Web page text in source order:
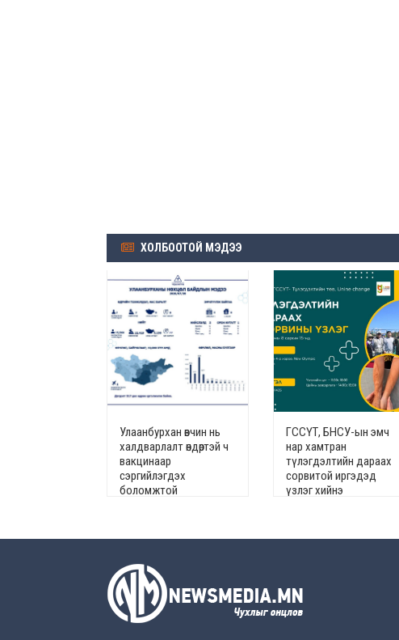
ХОЛБООТОЙ МЭДЭЭ
Улаанбурхан өвчин нь
халдварлалт өндөртэй ч
вакцинаар
сэргийлэгдэх
боломжтой
ГССҮТ, БНСУ-ын эмч
нар хамтран
түлэгдэлтийн дараах
сорвитой иргэдэд
үзлэг хийнэ